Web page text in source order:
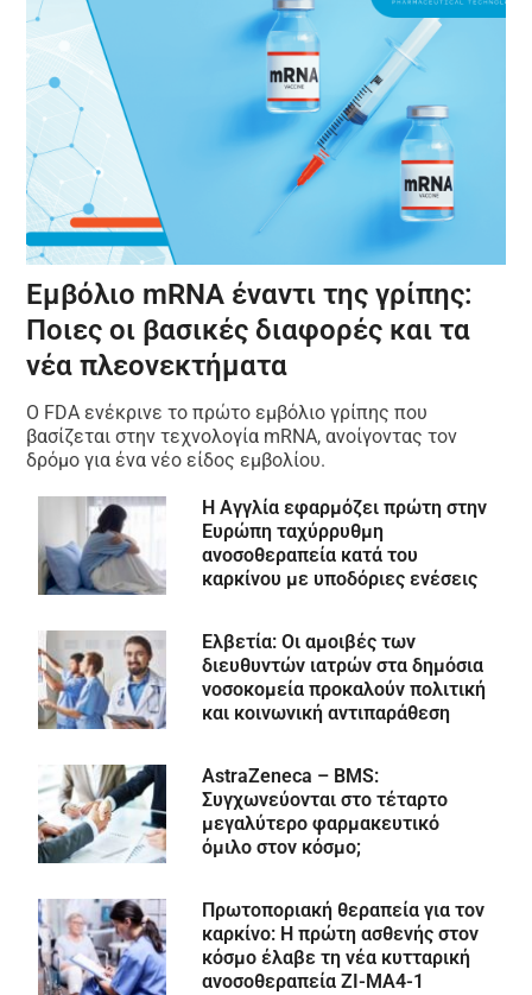
Εμβόλιο mRNA έναντι της γρίπης:
Ποιες οι βασικές διαφορές και τα
νέα πλεονεκτήματα
Ο FDA ενέκρινε το πρώτο εμβόλιο γρίπης που
βασίζεται στην τεχνολογία mRNA, ανοίγοντας τον
δρόμο για ένα νέο είδος εμβολίου.
Η Αγγλία εφαρμόζει πρώτη στην
Ευρώπη ταχύρρυθμη
ανοσοθεραπεία κατά του
καρκίνου με υποδόριες ενέσεις
Ελβετία: Οι αμοιβές των
διευθυντών ιατρών στα δημόσια
νοσοκομεία προκαλούν πολιτική
και κοινωνική αντιπαράθεση
AstraZeneca – BMS:
Συγχωνεύονται στο τέταρτο
μεγαλύτερο φαρμακευτικό
όμιλο στον κόσμο;
Πρωτοποριακή θεραπεία για τον
καρκίνο: Η πρώτη ασθενής στον
κόσμο έλαβε τη νέα κυτταρική
ανοσοθεραπεία ZI-MA4-1